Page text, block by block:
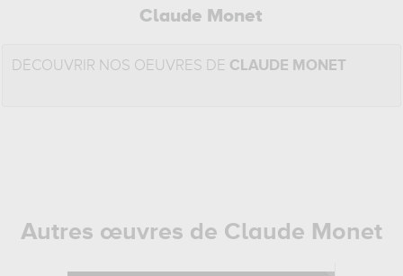
Claude Monet
DÉCOUVRIR NOS OEUVRES DE CLAUDE MONET
Autres œuvres de Claude Monet